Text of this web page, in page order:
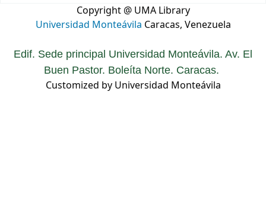
Copyright @ UMA Library
Universidad Monteávila Caracas, Venezuela
Edif. Sede principal Universidad Monteávila. Av. El
Buen Pastor. Boleíta Norte. Caracas.
Customized by Universidad Monteávila